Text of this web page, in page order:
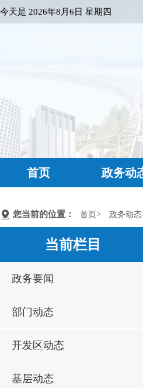
今天是 2026年8月6日 星期四
首页 政务动
您当前的位置： 首页> 政务动态
当前栏目
政务要闻
部门动态
开发区动态
基层动态